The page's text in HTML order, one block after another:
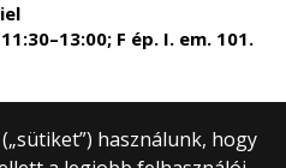
F ép. I. em. 101.
használunk, hogy